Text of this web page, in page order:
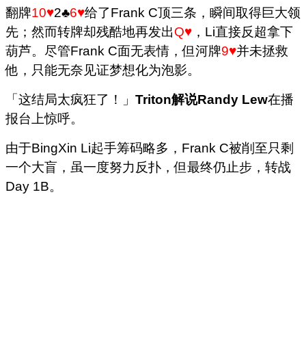
翻牌10♥2♣6♥给了Frank C顶三条，瞬间取得巨大领
先；然而转牌却残酷地再发出Q♥ ，Li直接反超拿下
葫芦。尽管Frank C面无表情，但河牌9♥并未拯救
他，只能无奈见证梦想化为泡影。
「这结局太疯狂了！」 Triton解说Randy Lew在播
报台上惊呼。
由于BingXin Li起手筹码略多，Frank C被削至只剩
一个大盲，虽一度努力反扑，但最终仍止步，转战
Day 1B。